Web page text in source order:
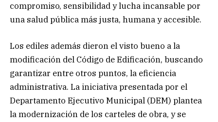
compromiso, sensibilidad y lucha incansable por
una salud pública más justa, humana y accesible.
Los ediles además dieron el visto bueno a la
modificación del Código de Edificación, buscando
garantizar entre otros puntos, la eficiencia
administrativa. La iniciativa presentada por el
Departamento Ejecutivo Municipal (DEM) plantea
la modernización de los carteles de obra, y se